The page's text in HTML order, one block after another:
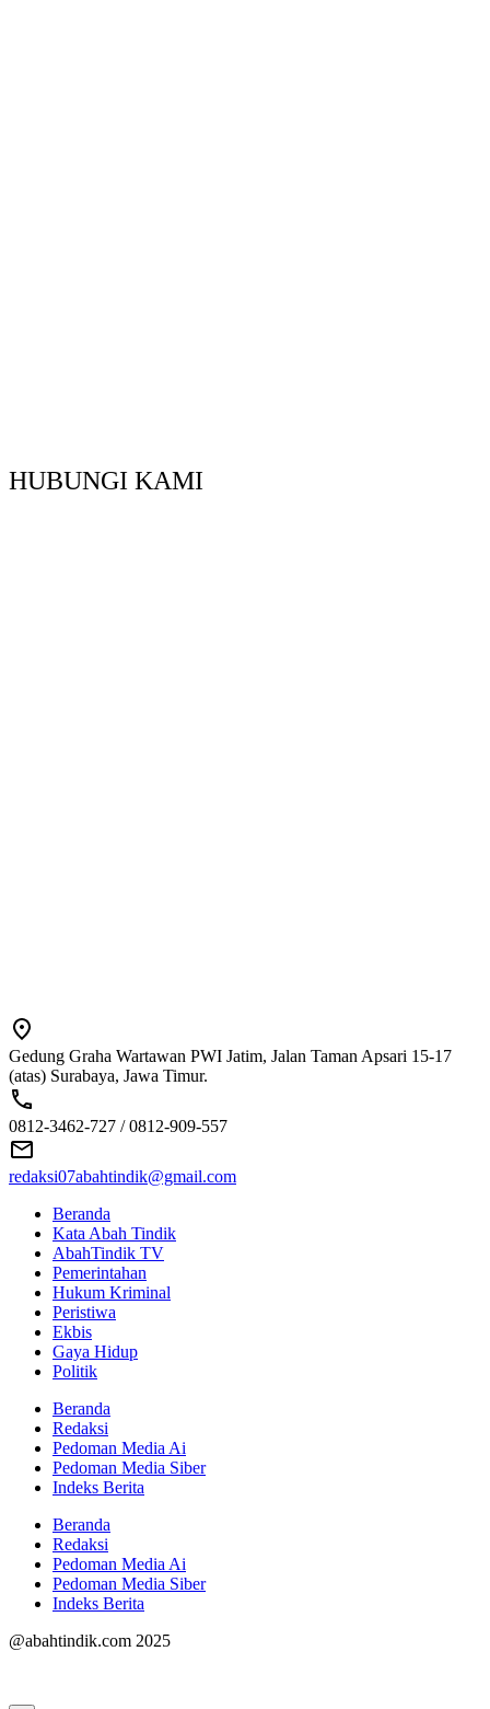
HUBUNGI KAMI
Gedung Graha Wartawan PWI Jatim, Jalan Taman Apsari 15-17
(atas) Surabaya, Jawa Timur.
0812-3462-727 / 0812-909-557
redaksi07abahtindik@gmail.com
Beranda
Kata Abah Tindik
AbahTindik TV
Pemerintahan
Hukum Kriminal
Peristiwa
Ekbis
Gaya Hidup
Politik
Beranda
Redaksi
Pedoman Media Ai
Pedoman Media Siber
Indeks Berita
Beranda
Redaksi
Pedoman Media Ai
Pedoman Media Siber
Indeks Berita
@abahtindik.com 2025